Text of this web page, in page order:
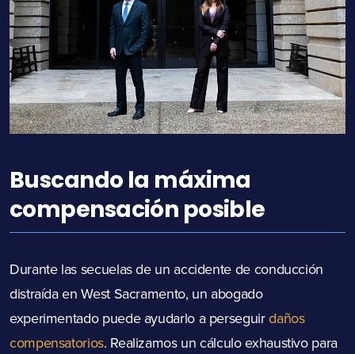
Buscando la máxima
compensación posible
Durante las secuelas de un accidente de conducción
distraída en West Sacramento, un abogado
experimentado puede ayudarlo a perseguirdaños
compensatorios. Realizamos un cálculo exhaustivo para